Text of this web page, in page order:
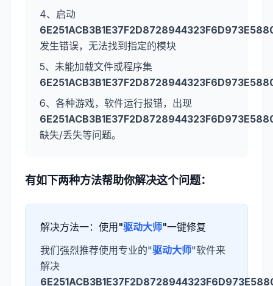
4、启动
发生错误，无法找到指定的模块
5、未能加载文件或程序集
6、各种游戏，软件运行报错，出现
缺失/丢失等问题。
有如下两种方法帮助你解决这个问题：
解决方法一：使用"驱动大师"一键修复
我们强烈推荐使用专业的"驱动大师"软件来
解决